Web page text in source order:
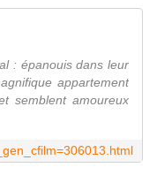
: épanouis dans leur
appartement
semblent amoureux